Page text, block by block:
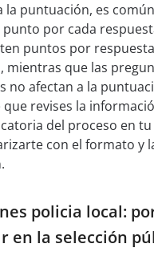
la puntuación, es
por cada
puntos por
mientras que las
no afectan a la
revises la
del proceso en
con el formato y
policia local:
en la selección